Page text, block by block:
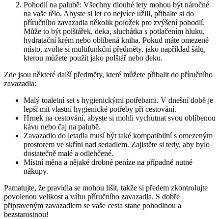
Pohodlí na palubě: Všechny dlouhé lety mohou být náročné
na vaše tělo. Abyste si let co nejvíce užili, přibalte si do
příručního zavazadla několik položek pro zvýšení pohodlí.
Může to být polštářek, deka, sluchátka s potlačením hluku,
hydratační krém nebo oblíbená kniha. Pokud máte omezené
místo, zvolte si multifunkční předměty, jako například šálu,
kterou můžete použít jako polštář nebo deku.
Zde jsou některé další předměty, které můžete přibalit do příručního
zavazadla:
Malý toaletní set s hygienickými potřebami. V dnešní době je
lepší mít vlastní hygienické potřeby při cestování.
Hrnek na cestování, abyste si mohli vychutnat svou oblíbenou
kávu nebo čaj na palubě.
Zavazadlo do letadla musí být také kompatibilní s omezeným
prostorem ve skříni nad sedadlem. Zajistěte si tedy, aby bylo
dostatečně malé a odlehčené.
Místní měna a nějaké drobné peníze na případné nutné
nákupy.
Pamatujte, že pravidla se mohou lišit, takže si předem zkontrolujte
povolenou velikost a váhu příručního zavazadla. S dobře
připraveným zavazadlem se vaše cesta stane pohodlnou a
bezstarostnou!